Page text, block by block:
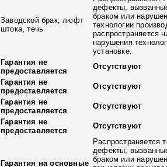
Заводской брак, люфт
штока, течь
дефекты,
браком или
технологии
распространяется
нарушения
установке.
Гарантия не
предоставляется
Отсутствуют
Гарантия не
предоставляется
Отсутствуют
Гарантия не
предоставляется
Отсутствуют
Гарантия не
предоставляется
Отсутствуют
Гарантия на основные
Распространяется
дефекты,
браком или